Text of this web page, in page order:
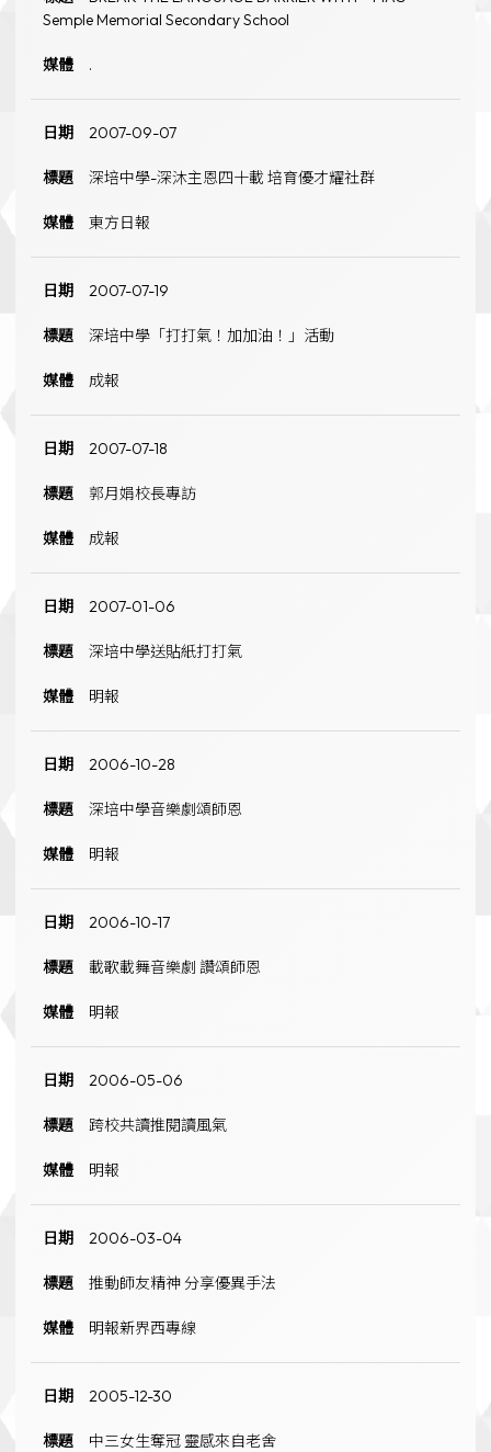
Semple Memorial Secondary School
.
2007-09-07
深培中學-深沐主恩四十載 培育優才耀社群
東方日報
2007-07-19
深培中學「打打氣！加加油！」活動
成報
2007-07-18
郭月娟校長專訪
成報
2007-01-06
深培中學送貼紙打打氣
明報
2006-10-28
深培中學音樂劇頌師恩
明報
2006-10-17
載歌載舞音樂劇 讚頌師恩
明報
2006-05-06
跨校共讀推閱讀風氣
明報
2006-03-04
推動師友精神 分享優異手法
明報新界西專線
2005-12-30
中三女生奪冠 靈感來自老舍